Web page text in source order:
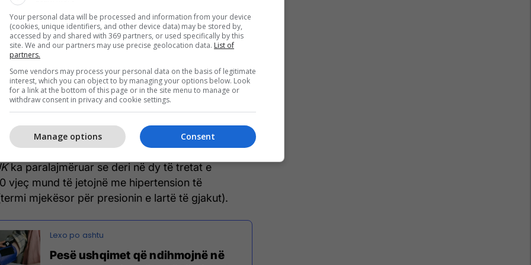
të lëngjeve të frutave në baza ditore, mund të
e shtypjes së gjakut. Për këto rezultate, ekipi
të dhënat nga 93 studime të mëparshme që
të ndryshme me sheqer për të kuptuar se si
ndikojnë në presionin e gjakut.
revistënPlos one , zbuloi se konsumi i moderuar
që përmban sheqerna natyralë, çoi në një "ulje
mesatare të presionit të gjakut sistolik
ka paralajmëruar se deri në dy të tretat e
vjeç mund të jetojnë me hipertension të
mjekësor për presionin e lartë të gjakut).
Pesë ushqimet që ndihmojnë në
Your personal data will be processed and information from your device
(cookies, unique identifiers, and other device data) may be stored by,
accessed by and shared with 369 partners, or used specifically by this
site. We and our partners may use precise geolocation data. List of
partners.
Some vendors may process your personal data on the basis of legitimate
interest, which you can object to by managing your options below. Look
for a link at the bottom of this page or in the site menu to manage or
withdraw consent in privacy and cookie settings.
Consent
Manage options